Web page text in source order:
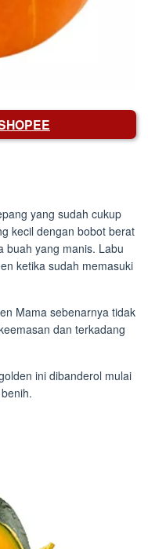
yang sudah cukup
kecil dengan bobot berat
buah yang manis. Labu
ketika sudah memasuki
Mama sebenarnya tidak
dan terkadang
ini dibanderol mulai